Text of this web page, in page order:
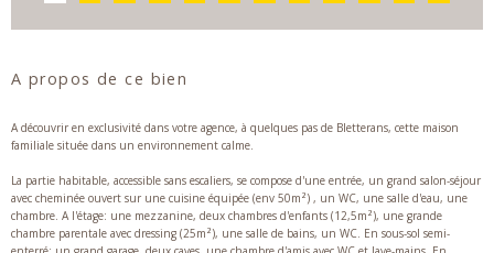
A propos de ce bien
A découvrir en exclusivité dans votre agence, à quelques pas de Bletterans, cette maison
familiale située dans un environnement calme.
La partie habitable, accessible sans escaliers, se compose d'une entrée, un grand salon-séjour
avec cheminée ouvert sur une cuisine équipée (env 50m²) , un WC, une salle d'eau, une
chambre. A l'étage: une mezzanine, deux chambres d'enfants (12,5m²), une grande
chambre parentale avec dressing (25m²), une salle de bains, un WC. En sous-sol semi-